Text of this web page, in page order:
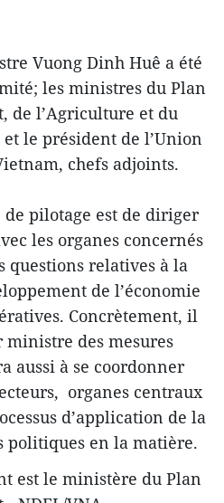
Vuong Dinh Huê a été
les ministres du Plan
de l’Agriculture et du
le président de l’Union
chefs adjoints.
de pilotage est de diriger
les organes concernés
questions relatives à la
de l’économie
​Concrètement, il
des mesures
aussi à se coordonner
organes centraux
d’application de la
politiques ​en la matière.
est le ministère du Plan